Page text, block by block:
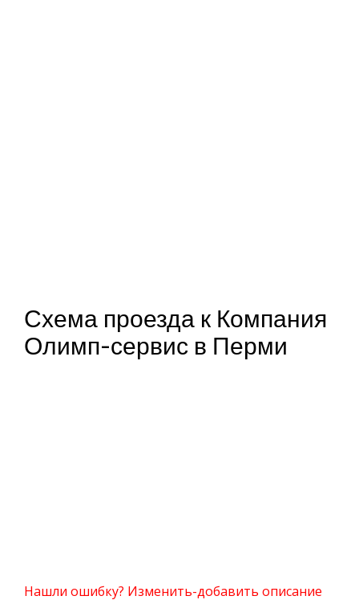
Схема проезда к Компания
Олимп-сервис в Перми
Нашли ошибку? Изменить-добавить описание